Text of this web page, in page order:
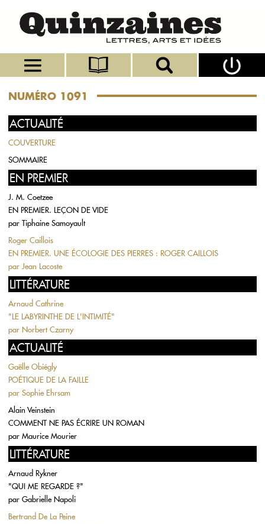
NUMÉRO 1091
ACTUALITÉ
COUVERTURE
SOMMAIRE
EN PREMIER
J. M. Coetzee
EN PREMIER. LEÇON DE VIDE
par Tiphaine Samoyault
Roger Caillois
EN PREMIER. UNE ÉCOLOGIE DES PIERRES : ROGER CAILLOIS
par Jean Lacoste
LITTÉRATURE
Arnaud Cathrine
"LE LABYRINTHE DE L'INTIMITÉ"
par Norbert Czarny
ACTUALITÉ
Gaëlle Obiégly
POÉTIQUE DE LA FAILLE
par Sophie Ehrsam
Alain Veinstein
COMMENT NE PAS ÉCRIRE UN ROMAN
par Maurice Mourier
LITTÉRATURE
Arnaud Rykner
"QUI ME REGARDE ?"
par Gabrielle Napoli
Bertrand De La Peine